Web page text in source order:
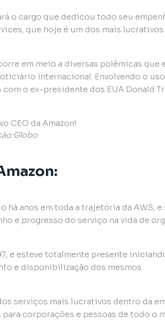
o cargo que dedicou todo seu
que hoje é um dos mais
em meio a diversas polêmicas que
internacional. Envolvendo o
o ex-presidente dos EUA Donald
há anos em toda a trajetória da AWS,
e progresso do serviço na vida de
e esteve totalmente presente
e disponibilização dos mesmos.
serviços mais lucrativos dentro da
corporações e pessoas de todo o